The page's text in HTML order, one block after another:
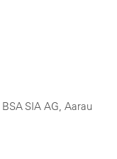
SIA AG, Aarau